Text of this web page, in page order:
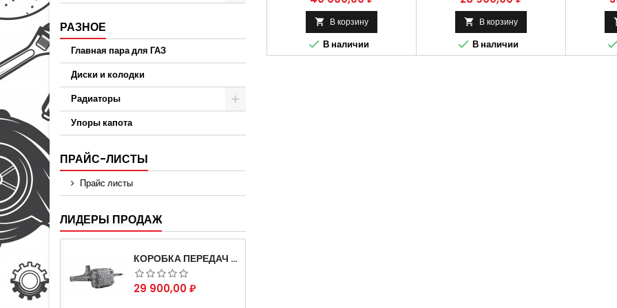
РАЗНОЕ
Главная пара для ГАЗ
Диски и колодки
Радиаторы
Упоры капота
ПРАЙС-ЛИСТЫ
Прайс листы
ЛИДЕРЫ ПРОДАЖ
КОРОБКА ПЕРЕДАЧ НА ДЛЯ АВТОМОБИЛЯ ГАЗЕЛЬ 3302 АРТИКУЛ 3302-1700010 (УСИЛЕННАЯ)
Цена
29 900,00 ₽
 В корзину
 В наличии
 В корзину
 В наличии